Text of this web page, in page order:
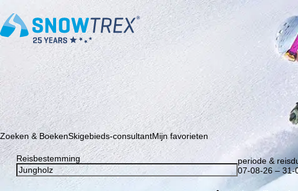
Schrijf je in voor onze nieuwsbrief en wees als eerste op de hoogte
Zoeken & BoekenSkigebieds-consultantMijn favorieten
Reisbestemming
periode &
07-08-26 – 31-